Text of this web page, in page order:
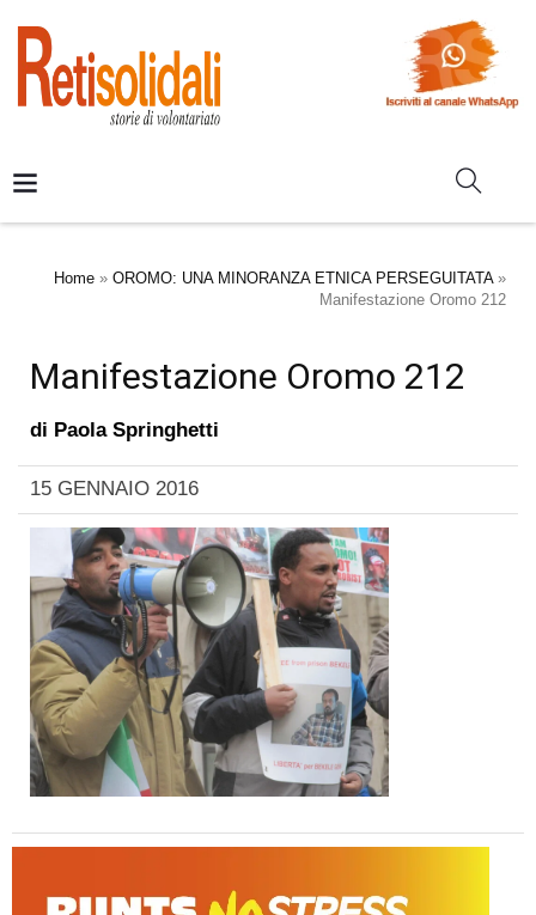
Home » OROMO: UNA MINORANZA ETNICA PERSEGUITATA»
Manifestazione Oromo 212
Manifestazione Oromo 212
di Paola Springhetti
15 GENNAIO 2016